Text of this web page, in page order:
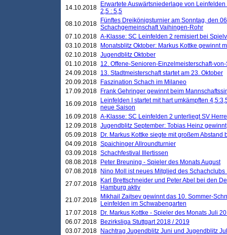
14.10.2018
Erwartete Auswärtsniederlage von
2,5 : 5,5
08.10.2018
Fünftes Dreikönigsturnier am Sonntag, den
Schachgemeinschaft Vaihingen-Rohr
07.10.2018 A-Klasse: SC Leinfelden 2 remisiert bei
03.10.2018
Monatsblitz Oktober: Markus Kottke gewinnt
02.10.2018 Jugendblitz Oktober
01.10.2018 12. Offene-Senioren-Einzelmeisterschaft-
24.09.2018 13. Stadtmeisterschaft startet am 23. Oktober
20.09.2018
Faszination Schach im Milaneo
17.09.2018
Frank Gehringer gewinnt beim
16.09.2018
Leinfelden I startet mit hart umkämpften
neue Saison
16.09.2018 A-Klasse: SC Leinfelden 2 unterliegt SV
12.09.2018 Jugendblitz September: Tobias Heinz gewinnt
05.09.2018
Dr. Markus Kottke siegte mit großem
04.09.2018 Spaichinger Allroundturnier
03.09.2018 Schachfestival Illertissen
08.08.2018
Peter Breuning - Spieler des Monats August
07.08.2018
Nino Moll ist neues Mitglied des
27.07.2018
Karl Brettschneider und Peter Abel bei den
Hamburg aktiv
21.07.2018
Mikhail Zaitsev gewinnt das 10. Sommer-
Leinfelden im Schwabengarten
17.07.2018
Dr. Markus Kottke - Spieler des Monats Juli
06.07.2018
Bezirksliga Stuttgart 2018 / 2019
03.07.2018
Nachtrag Jugendblitz Juni und Jugendblitz